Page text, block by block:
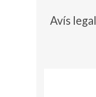
Avís legal